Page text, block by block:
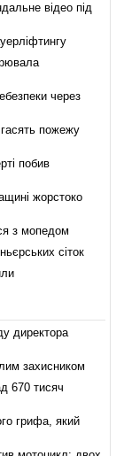
відео під
через
пожежу
побив
жорстоко
з мопедом
сіток
директора
захисником
670 тисяч
грифа, який